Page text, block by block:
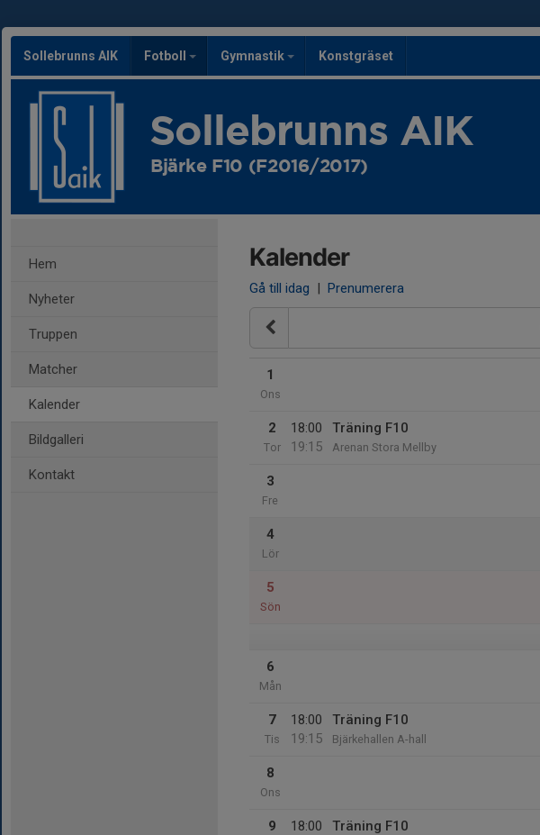
Sollebrunns AIK Fotboll Gymnastik Konstgräset
Sollebrunns AIK
Bjärke F10 (F2016/2017)
Hem
Nyheter
Truppen
Matcher
Kalender
Bildgalleri
Kontakt
Kalender
Gå till idag | Prenumerera
1
Ons
2
Tor
18:00
19:15
Träning F10
Arenan Stora Mellby
3
Fre
4
Lör
5
Sön
6
Mån
7
Tis
18:00
19:15
Träning F10
Bjärkehallen A-hall
8
Ons
9
18:00
Träning F10